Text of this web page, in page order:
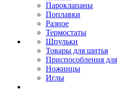
Пароклапаны
Поплавки
Разное
Термостаты
Шпульки
Товары для шитья
Приспособления
Ножницы
Иглы